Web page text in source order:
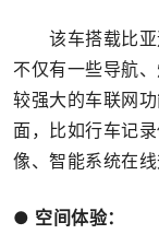
该车搭载比亚
不仅有一些导航
较强大的车联网
面，比如行车记
像、智能系统在
● 空间体验：